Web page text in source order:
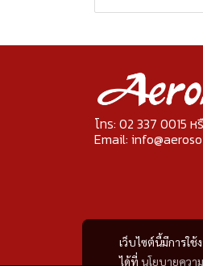
เว็บไซต์นี้มีการใ
ได้ที่ นโยบายควา
โทร: 02 337 0015 ห
Email: